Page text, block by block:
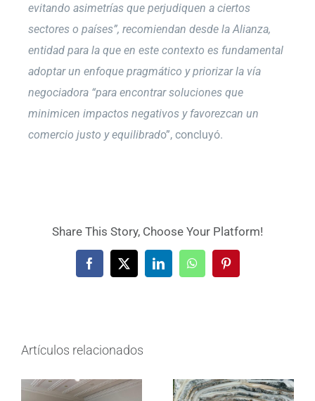
evitando asimetrías que perjudiquen a ciertos
sectores o países”, recomiendan desde la Alianza,
entidad para la que en este contexto es fundamental
adoptar un enfoque pragmático y priorizar la vía
negociadora “para encontrar soluciones que
minimicen impactos negativos y favorezcan un
comercio justo y equilibrado”, concluyó.
Share This Story, Choose Your Platform!
Facebook
X LinkedInWhatsAppPinterest
Artículos relacionados